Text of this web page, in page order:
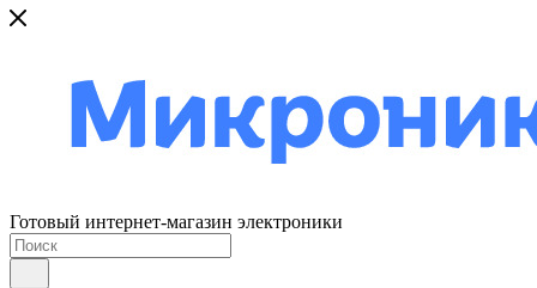
Готовый интернет-магазин электроники